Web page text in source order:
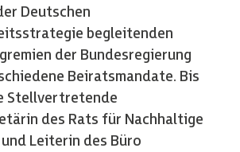
Deutschen
begleitenden
der Bundesregierung
Beiratsmandate. Bis
Stellvertretende
des Rats für Nachhaltige
Leiterin des Büro